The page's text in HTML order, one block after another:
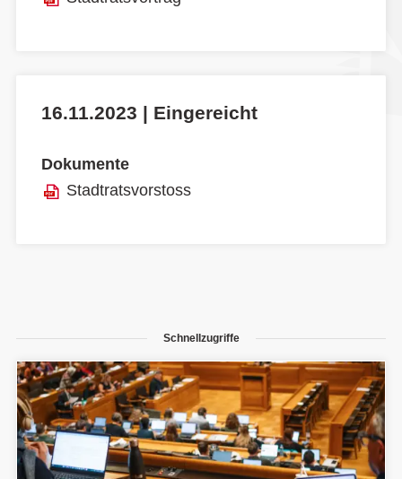
16.11.2023 | Eingereicht
Dokumente
Stadtratsvorstoss
Schnellzugriffe